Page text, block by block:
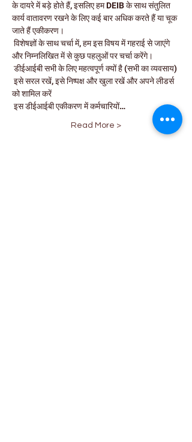
के दायरे में बड़े होते हैं, इसलिए हम DEIB के साथ संतुलित
कार्य वातावरण रखने के लिए कई बार अधिक करते हैं या चूक
जाते हैं एकीकरण।
और निम्नलिखित में से कुछ पहलुओं पर चर्चा करेंगे।
डीईआईबी सभी के लिए महत्वपूर्ण क्यों है (सभी का व्यवसाय)
को शामिल करें
इस डीईआईबी एकीकरण में कर्मचारियों…
Read More >